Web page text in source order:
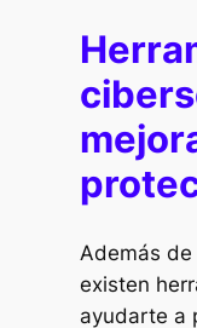
Además
existen
ayudarte a